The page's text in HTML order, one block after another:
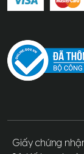
Giấy chứng